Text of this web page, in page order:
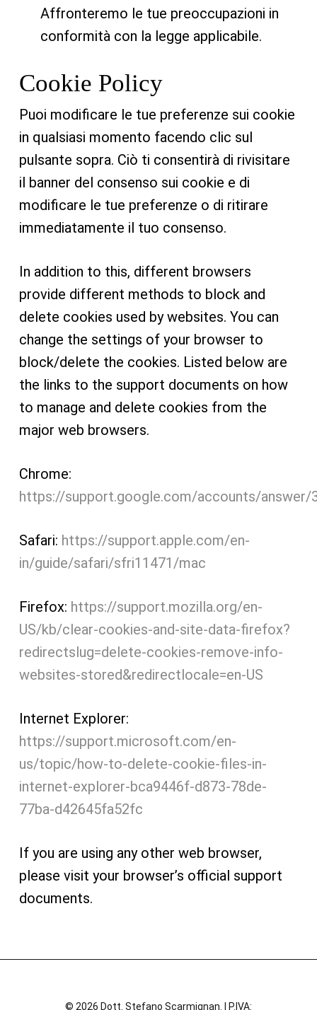
Affronteremo le tue preoccupazioni in
conformità con la legge applicabile.
Cookie Policy
Puoi modificare le tue preferenze sui cookie
in qualsiasi momento facendo clic sul
pulsante sopra. Ciò ti consentirà di rivisitare
il banner del consenso sui cookie e di
modificare le tue preferenze o di ritirare
immediatamente il tuo consenso.
In addition to this, different browsers
provide different methods to block and
delete cookies used by websites. You can
change the settings of your browser to
block/delete the cookies. Listed below are
the links to the support documents on how
to manage and delete cookies from the
major web browsers.
Chrome:
https://support.google.com/accounts/answer/
Safari: https://support.apple.com/en-
in/guide/safari/sfri11471/mac
Firefox: https://support.mozilla.org/en-
US/kb/clear-cookies-and-site-data-firefox?
redirectslug=delete-cookies-remove-info-
websites-stored&redirectlocale=en-US
Internet Explorer:
https://support.microsoft.com/en-
us/topic/how-to-delete-cookie-files-in-
internet-explorer-bca9446f-d873-78de-
77ba-d42645fa52fc
If you are using any other web browser,
please visit your browser’s official support
documents.
© 2026 Dott. Stefano Scarmignan. | P.IVA: